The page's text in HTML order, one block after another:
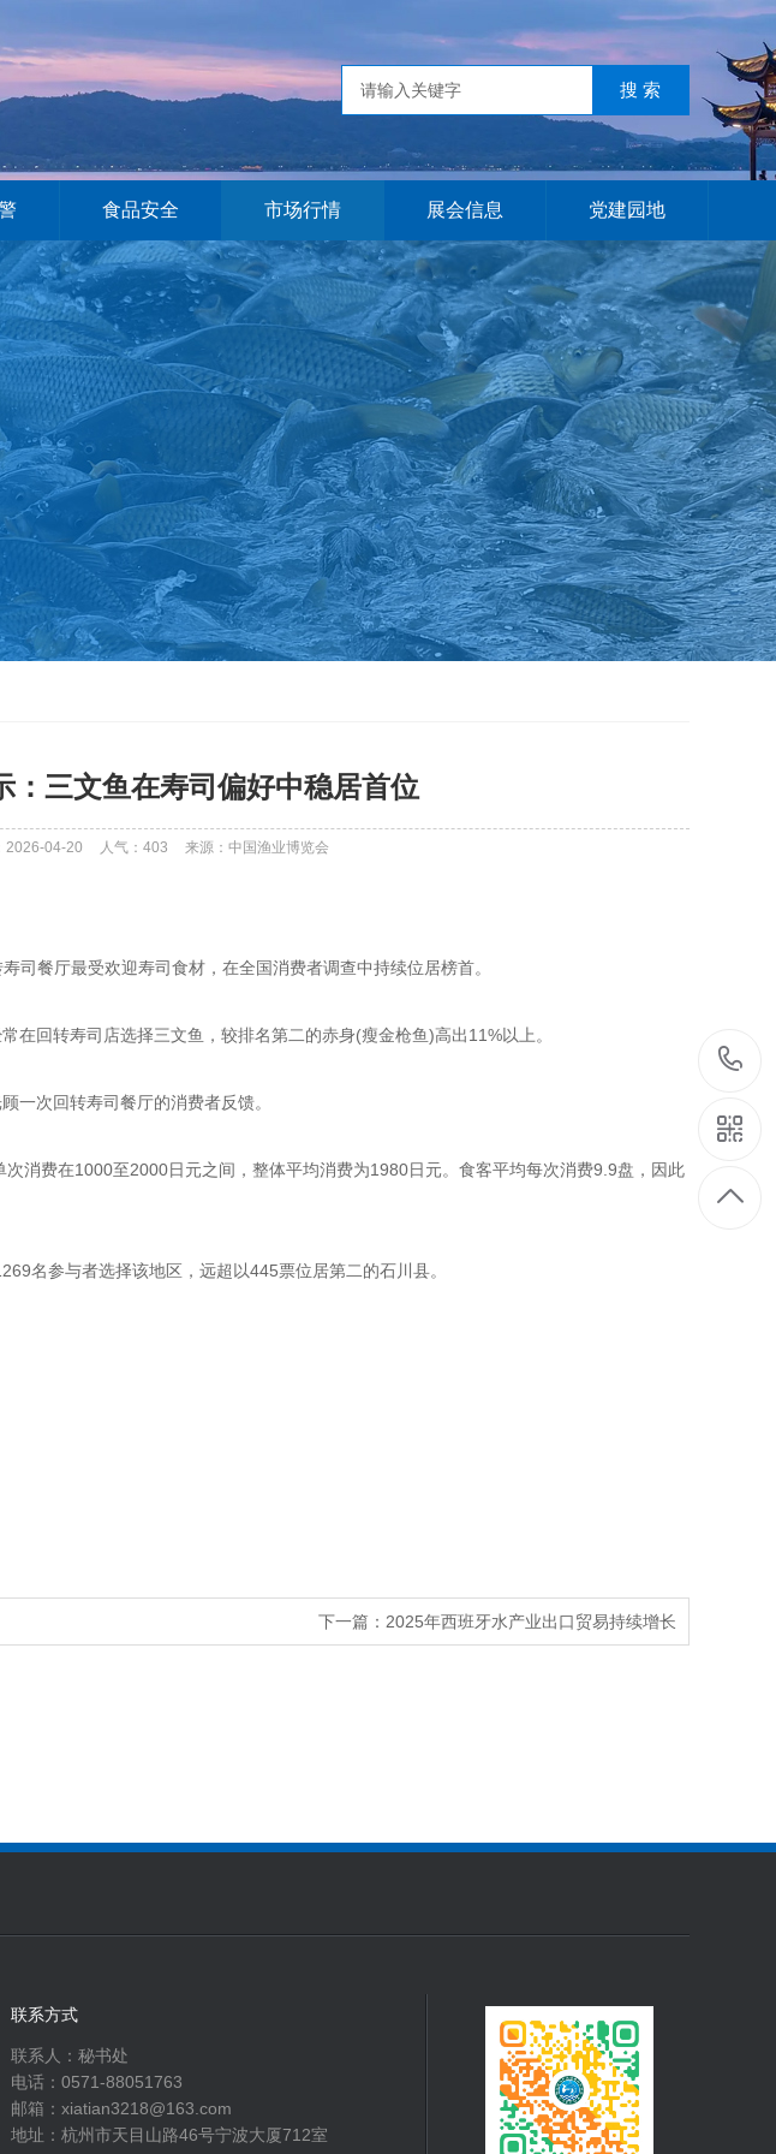
食品安全 市场行情 展会信息 党建园地
：三文鱼在寿司偏好中稳居首位
2026-04-20 人气： 403 来源：中国渔业博览会
司餐厅最受欢迎寿司食材，在全国消费者调查中持续位居榜首。
在回转寿司店选择三文鱼，较排名第二的赤身(瘦金枪鱼)高出11%以上。
一次回转寿司餐厅的消费者反馈。
消费在1000至2000日元之间，整体平均消费为1980日元。食客平均每次消费9.9盘，因此
名参与者选择该地区，远超以445票位居第二的石川县。
下一篇： 2025年西班牙水产业出口贸易持续增长
联系方式
联系人：秘书处‬
电话：0571-88051763
邮箱：xiatian3218@163.com
地址：杭州市天目山路46号宁波大厦712室